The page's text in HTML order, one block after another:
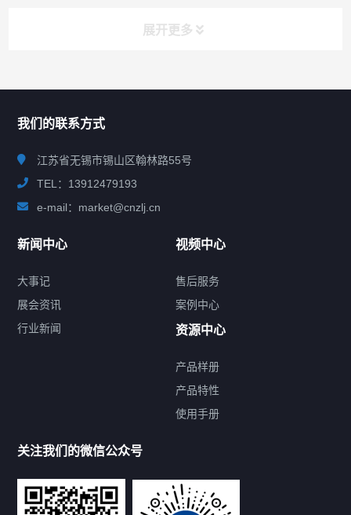
展开更多
提交您的需求，免费获取产品资料
--亦可拨打我们的24小时服务咨询热线--
我们的联系方式
江苏省无锡市锡山区翰林路55号
TEL：13912479193
e-mail：market@cnzlj.cn
新闻中心
大事记
展会资讯
行业新闻
视频中心
售后服务
案例中心
资源中心
产品样册
产品特性
使用手册
关注我们的微信公众号